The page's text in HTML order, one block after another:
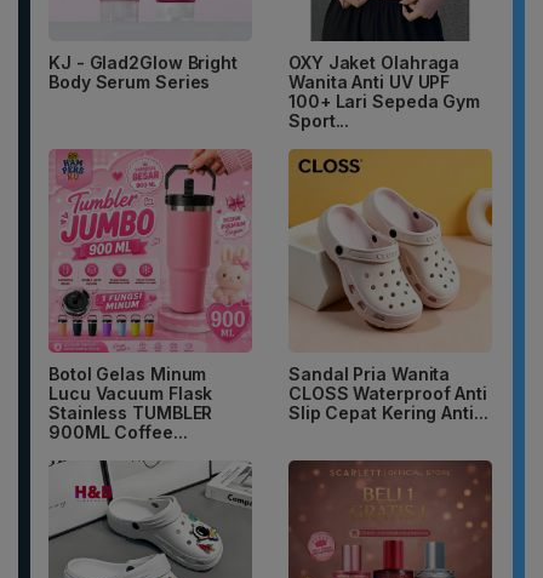
KJ - Glad2Glow Bright
Body Serum Series
OXY Jaket Olahraga
Wanita Anti UV UPF
100+ Lari Sepeda Gym
Sport...
Botol Gelas Minum
Lucu Vacuum Flask
Stainless TUMBLER
900ML Coffee...
Sandal Pria Wanita
CLOSS Waterproof Anti
Slip Cepat Kering Anti...